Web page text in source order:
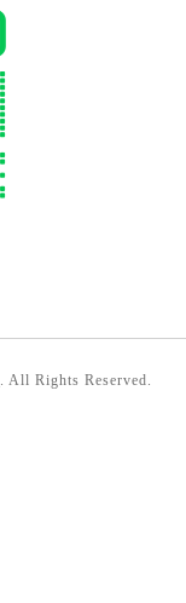
. All Rights Reserved.